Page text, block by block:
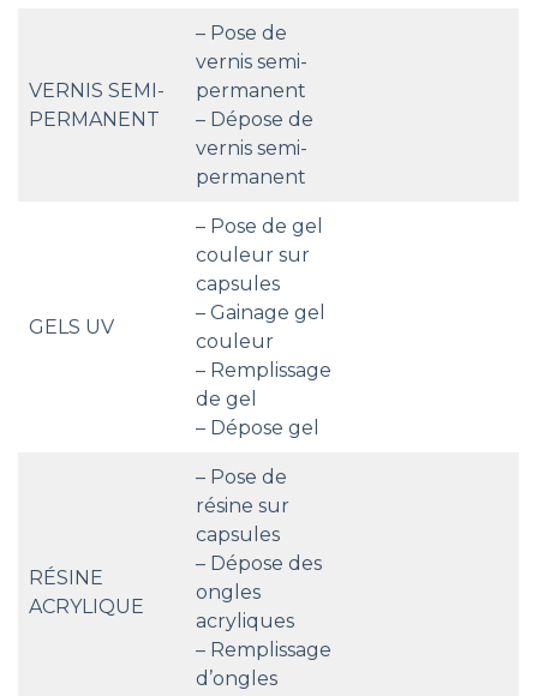
VERNIS SEMI-
PERMANENT
– Pose de
vernis semi-
permanent
– Dépose de
vernis semi-
permanent
GELS UV
– Pose de gel
couleur sur
capsules
– Gainage gel
couleur
– Remplissage
de gel
– Dépose gel
RÉSINE
ACRYLIQUE
– Pose de
résine sur
capsules
– Dépose des
ongles
acryliques
– Remplissage
d’ongles